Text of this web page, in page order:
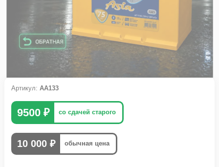
Артикул: АА133
9500 ₽ со сдачей старого
10 000 ₽ обычная цена